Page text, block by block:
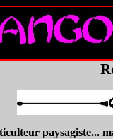
paysagiste...